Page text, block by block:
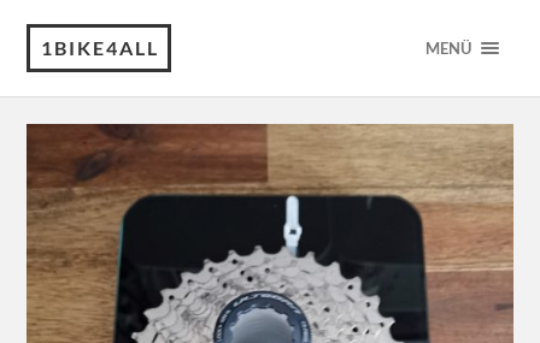
1BIKE4ALL MENÜ